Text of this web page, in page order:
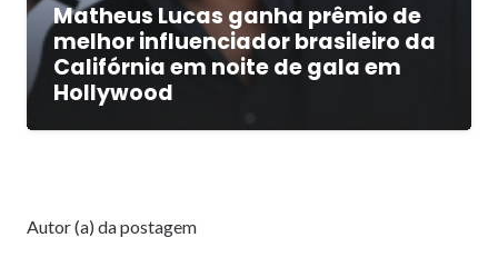
Matheus Lucas ganha prêmio de
melhor influenciador brasileiro da
Califórnia em noite de gala em
Hollywood
Autor (a) da postagem